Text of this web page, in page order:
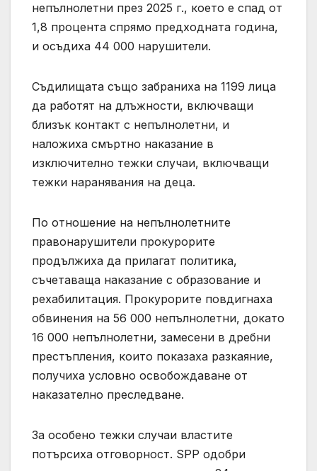
непълнолетни през 2025 г., което е спад от
1,8 процента спрямо предходната година,
и осъдиха 44 000 нарушители.
Съдилищата също забраниха на 1199 лица
да работят на длъжности, включващи
близък контакт с непълнолетни, и
наложиха смъртно наказание в
изключително тежки случаи, включващи
тежки наранявания на деца.
По отношение на непълнолетните
правонарушители прокурорите
продължиха да прилагат политика,
съчетаваща наказание с образование и
рехабилитация. Прокурорите повдигнаха
обвинения на 56 000 непълнолетни, докато
16 000 непълнолетни, замесени в дребни
престъпления, които показаха разкаяние,
получиха условно освобождаване от
наказателно преследване.
За особено тежки случаи властите
потърсиха отговорност. SPP одобри